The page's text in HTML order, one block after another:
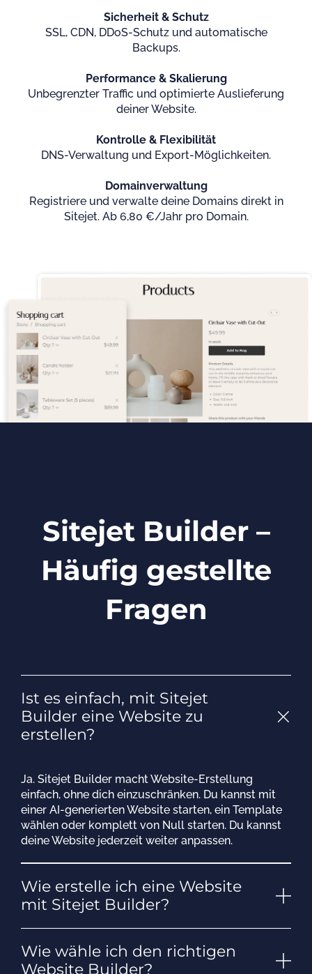
Sicherheit & Schutz
SSL, CDN, DDoS-Schutz und automatische
Backups.
Performance & Skalierung
Unbegrenzter Traffic und optimierte Auslieferung
deiner Website.
Kontrolle & Flexibilität
DNS-Verwaltung und Export-Möglichkeiten.
Domainverwaltung
Registriere und verwalte deine Domains direkt in
Sitejet. Ab 6,80 €/Jahr pro Domain.
Sitejet Builder –
Häufig gestellte
Fragen
Ist es einfach, mit Sitejet
Builder eine Website zu
erstellen?
Ja. Sitejet Builder macht Website-Erstellung
einfach, ohne dich einzuschränken. Du kannst mit
einer AI-generierten Website starten, ein Template
wählen oder komplett von Null starten. Du kannst
deine Website jederzeit weiter anpassen.
Wie erstelle ich eine Website
mit Sitejet Builder?
Wie wähle ich den richtigen
Website Builder?